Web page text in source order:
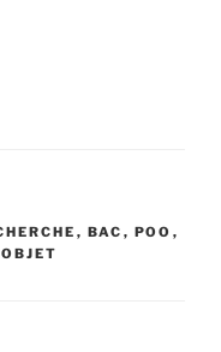
, BAC , POO ,